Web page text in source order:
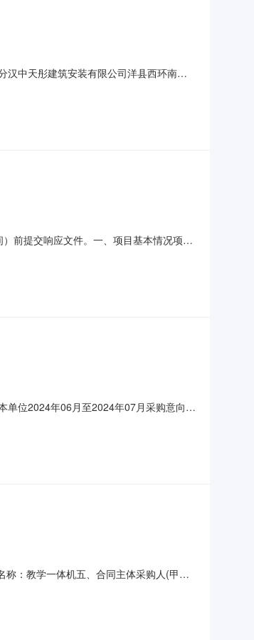
汉中天彤建筑安装有限公司洋县西环南路
来源采购人员）名单：刘馨、问
前提交响应文件。一、项目基本情况项目
筑物修缮幼儿园活动
单位2024年06月至2024年07月采购意向公
安排，具体采购项目情况以相关采购公
：教学一体机五、合同主体采购人(甲